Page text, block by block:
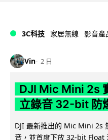
3C科技 家居無線 影音產
Vin 2 日
DJI Mic Mini 2s
立錄音 32-bit 防
DJI 最新推出的 Mic Mini 2s
音，並首度下放 32-bit Float